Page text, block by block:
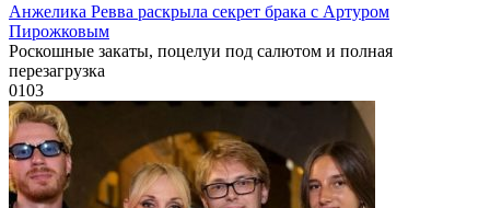
Анжелика Ревва раскрыла секрет брака с Артуром
Пирожковым
Роскошные закаты, поцелуи под салютом и полная
перезагрузка
0103